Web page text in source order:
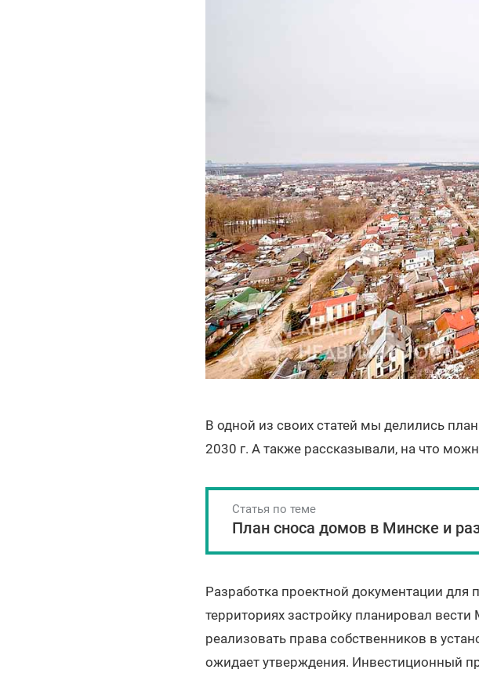
В одной из своих статей мы делились
2030 г. А также рассказывали, на что
Статья по теме
План сноса домов в Минске и
Разработка проектной документации для
территориях застройку планировал
реализовать права собственников в
ожидает утверждения. Инвестиционный